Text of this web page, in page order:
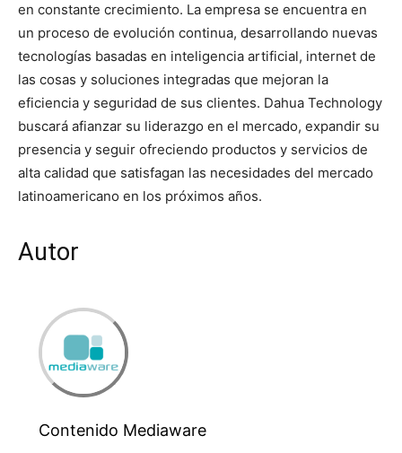
en constante crecimiento. La empresa se encuentra en
un proceso de evolución continua, desarrollando nuevas
tecnologías basadas en inteligencia artificial, internet de
las cosas y soluciones integradas que mejoran la
eficiencia y seguridad de sus clientes. Dahua Technology
buscará afianzar su liderazgo en el mercado, expandir su
presencia y seguir ofreciendo productos y servicios de
alta calidad que satisfagan las necesidades del mercado
latinoamericano en los próximos años.
Autor
Contenido Mediaware